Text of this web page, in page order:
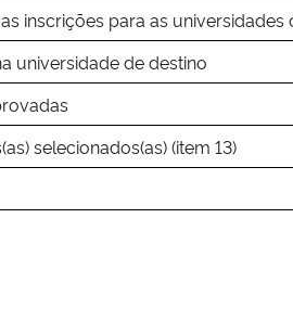
inscrições para as universidades
universidade de destino
selecionados(as) (item 13)